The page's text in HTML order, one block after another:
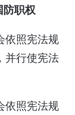
职权
照宪法规
并行使宪法
依照宪法规